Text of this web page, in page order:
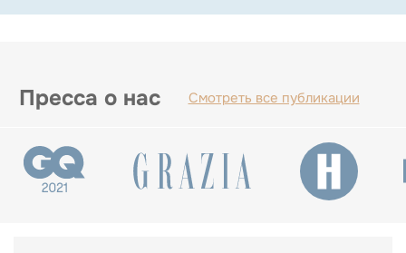
Пресса о нас Смотреть все публикации